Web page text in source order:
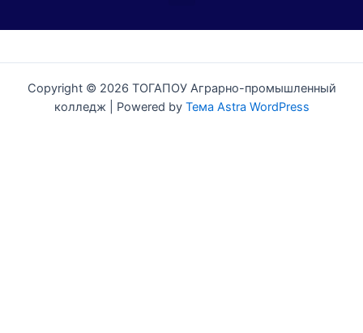
Copyright © 2026 ТОГАПОУ Аграрно-промышленный
колледж | Powered by Тема Astra WordPress